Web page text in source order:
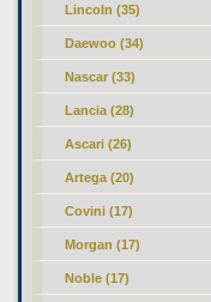
Lincoln (35)
Daewoo (34)
Nascar (33)
Lancia (28)
Ascari (26)
Artega (20)
Covini (17)
Morgan (17)
Noble (17)